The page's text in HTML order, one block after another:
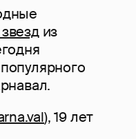
из
), 19 лет